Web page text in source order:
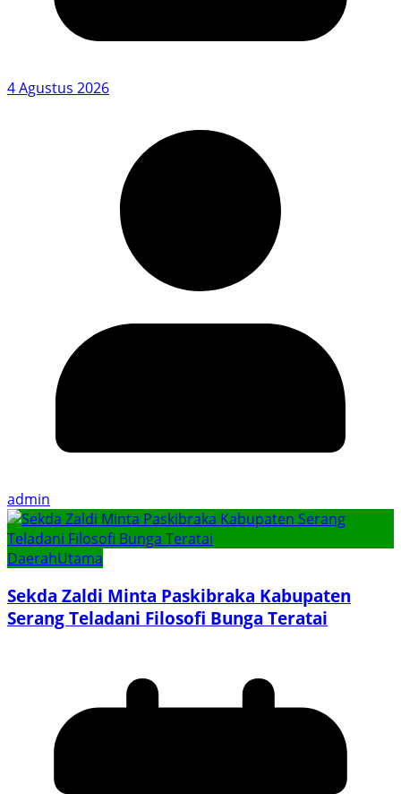
4 Agustus 2026
admin
DaerahUtama
Sekda Zaldi Minta Paskibraka Kabupaten
Serang Teladani Filosofi Bunga Teratai